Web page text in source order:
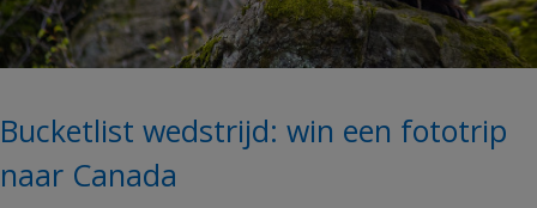
Bucketlist wedstrijd: win een fototrip
naar Canada